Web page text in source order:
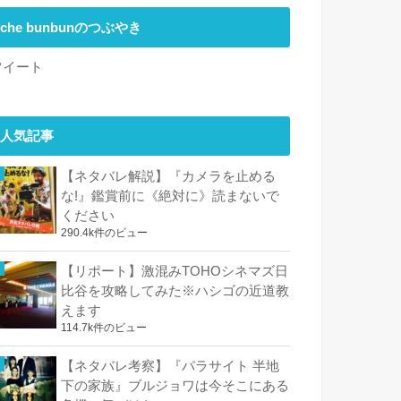
che bunbunのつぶやき
ート
人気記事
【ネタバレ解説】『カメラを止める
な!』鑑賞前に《絶対に》読まないで
ください
290.4k件のビュー
【リポート】激混みTOHOシネマズ日
比谷を攻略してみた※ハシゴの近道教
えます
114.7k件のビュー
【ネタバレ考察】『パラサイト 半地
下の家族』ブルジョワは今そこにある